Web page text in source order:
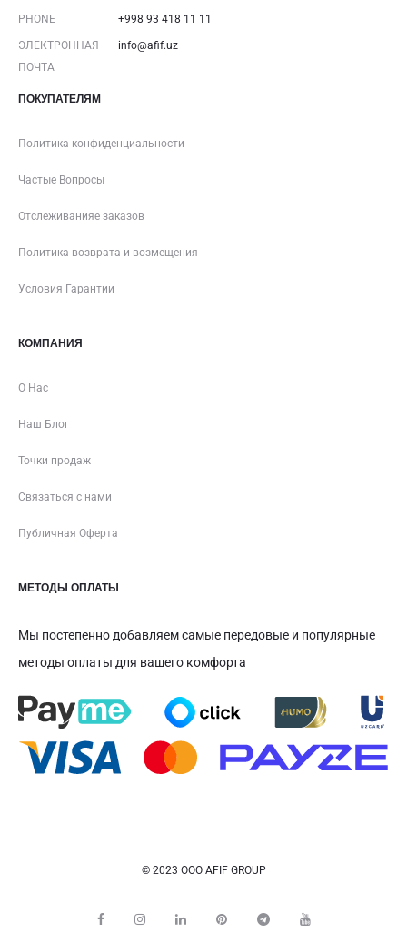
PHONE +998 93 418 11 11
ЭЛЕКТРОННАЯ
ПОЧТА
info@afif.uz
ПОКУПАТЕЛЯМ
Политика конфиденциальности
Частые Вопросы
Отслеживанияе заказов
Политика возврата и возмещения
Условия Гарантии
КОМПАНИЯ
О Нас
Наш Блог
Точки продаж
Связаться с нами
Публичная Оферта
МЕТОДЫ ОПЛАТЫ
Мы постепенно добавляем самые передовые и популярные
методы оплаты для вашего комфорта
© 2023 ООО AFIF GROUP
F
I
L
P
T
Y